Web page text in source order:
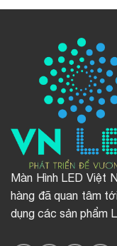
Màn Hình LED Việt
hàng đã quan tâm
dụng các sản phẩm